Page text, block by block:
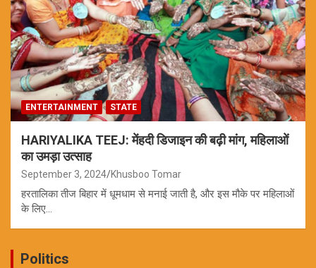
ENTERTAINMENT STATE
HARIYALIKA TEEJ: मेंहदी डिजाइन की बढ़ी मांग, महिलाओं
का उमड़ा उत्साह
September 3, 2024 Khusboo Tomar
हरतालिका तीज बिहार में धूमधाम से मनाई जाती है, और इस मौके पर महिलाओं
के लिए…
Politics